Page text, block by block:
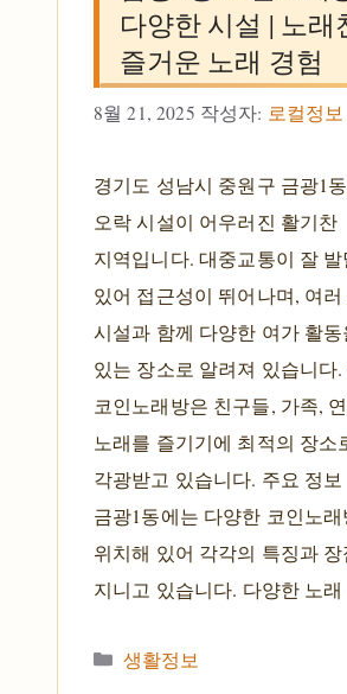
다양한 시설 | 노래
즐거운 노래 경험
8월 21, 2025 작성자: 로컬정보
경기도 성남시 중원구 금광1
오락 시설이 어우러진 활기찬
지역입니다. 대중교통이 잘 발
있어 접근성이 뛰어나며, 여러
시설과 함께 다양한 여가 활
있는 장소로 알려져 있습니다.
코인노래방은 친구들, 가족,
노래를 즐기기에 최적의 장소
각광받고 있습니다. 주요 정보
금광1동에는 다양한 코인노래
위치해 있어 각각의 특징과
지니고 있습니다. 다양한 노
카테고리
생활정보